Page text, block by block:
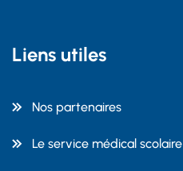
Liens utiles
Nos partenaires
Le service médical scolaire